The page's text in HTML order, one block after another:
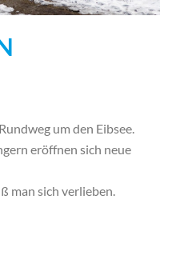
um den Eibsee.
eröffnen sich neue
man sich verlieben.